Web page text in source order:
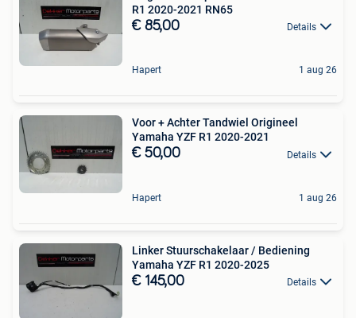
R1 2020-2021 RN65
€ 85,00 Details
Hapert 1 aug 26
Voor + Achter Tandwiel Origineel
Yamaha YZF R1 2020-2021
€ 50,00 Details
Hapert 1 aug 26
Linker Stuurschakelaar / Bediening
Yamaha YZF R1 2020-2025
€ 145,00 Details